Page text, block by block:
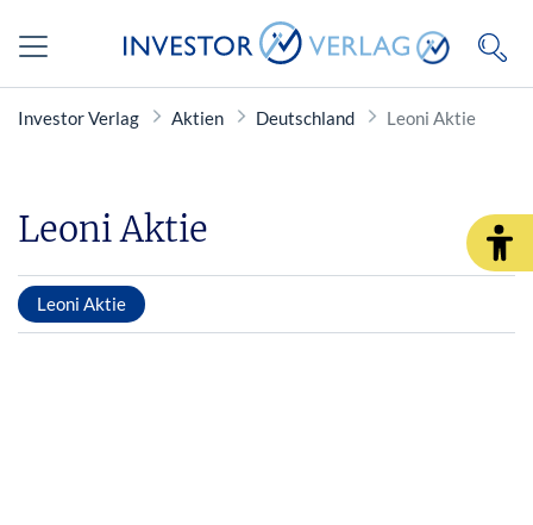
Investor Verlag Aktien Deutschland Leoni Aktie
Leoni Aktie
Leoni Aktie